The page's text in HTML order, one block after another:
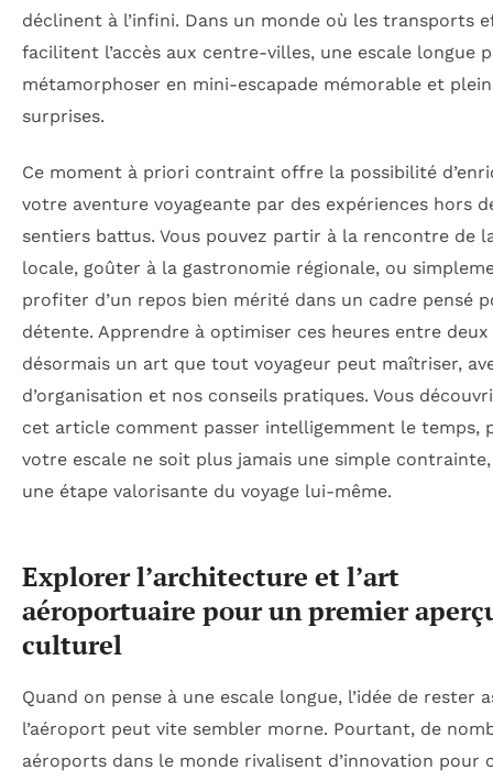
déclinent à l’infini. Dans un monde où les transports
facilitent l’accès aux centre-villes, une escale longue
métamorphoser en mini-escapade mémorable et
surprises.
Ce moment à priori contraint offre la possibilité
votre aventure voyageante par des expériences hors
sentiers battus. Vous pouvez partir à la rencontre de
locale, goûter à la gastronomie régionale, ou
profiter d’un repos bien mérité dans un cadre pensé
détente. Apprendre à optimiser ces heures entre
désormais un art que tout voyageur peut maîtriser,
d’organisation et nos conseils pratiques. Vous
cet article comment passer intelligemment le temps,
votre escale ne soit plus jamais une simple
une étape valorisante du voyage lui-même.
Explorer l’architecture et l’art
aéroportuaire pour un premier
culturel
Quand on pense à une escale longue, l’idée de rester
l’aéroport peut vite sembler morne. Pourtant, de
aéroports dans le monde rivalisent d’innovation pour